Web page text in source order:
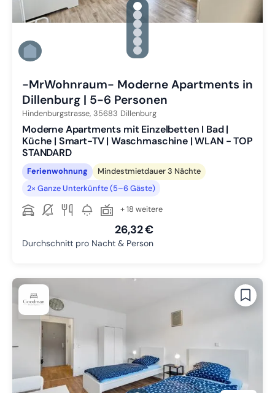
gallery.slide_selector
Zu Slide 1 wechseln
Zu Slide 2 wechseln
Zu Slide 3 wechseln
Zu Slide 4 wechseln
Zu Slide 5 wechseln
Zu Slide 6 wechseln
-MrWohnraum- Moderne Apartments in
Dillenburg | 5-6 Personen
Hindenburgstrasse, 35683 Dillenburg
Moderne Apartments mit Einzelbetten I Bad |
Küche | Smart-TV | Waschmaschine | WLAN - TOP
STANDARD
Ferienwohnung
Mindestmietdauer 3 Nächte
2× Ganze Unterkünfte (5–6 Gäste)
+ 18 weitere
26,32 €
Durchschnitt pro Nacht & Person